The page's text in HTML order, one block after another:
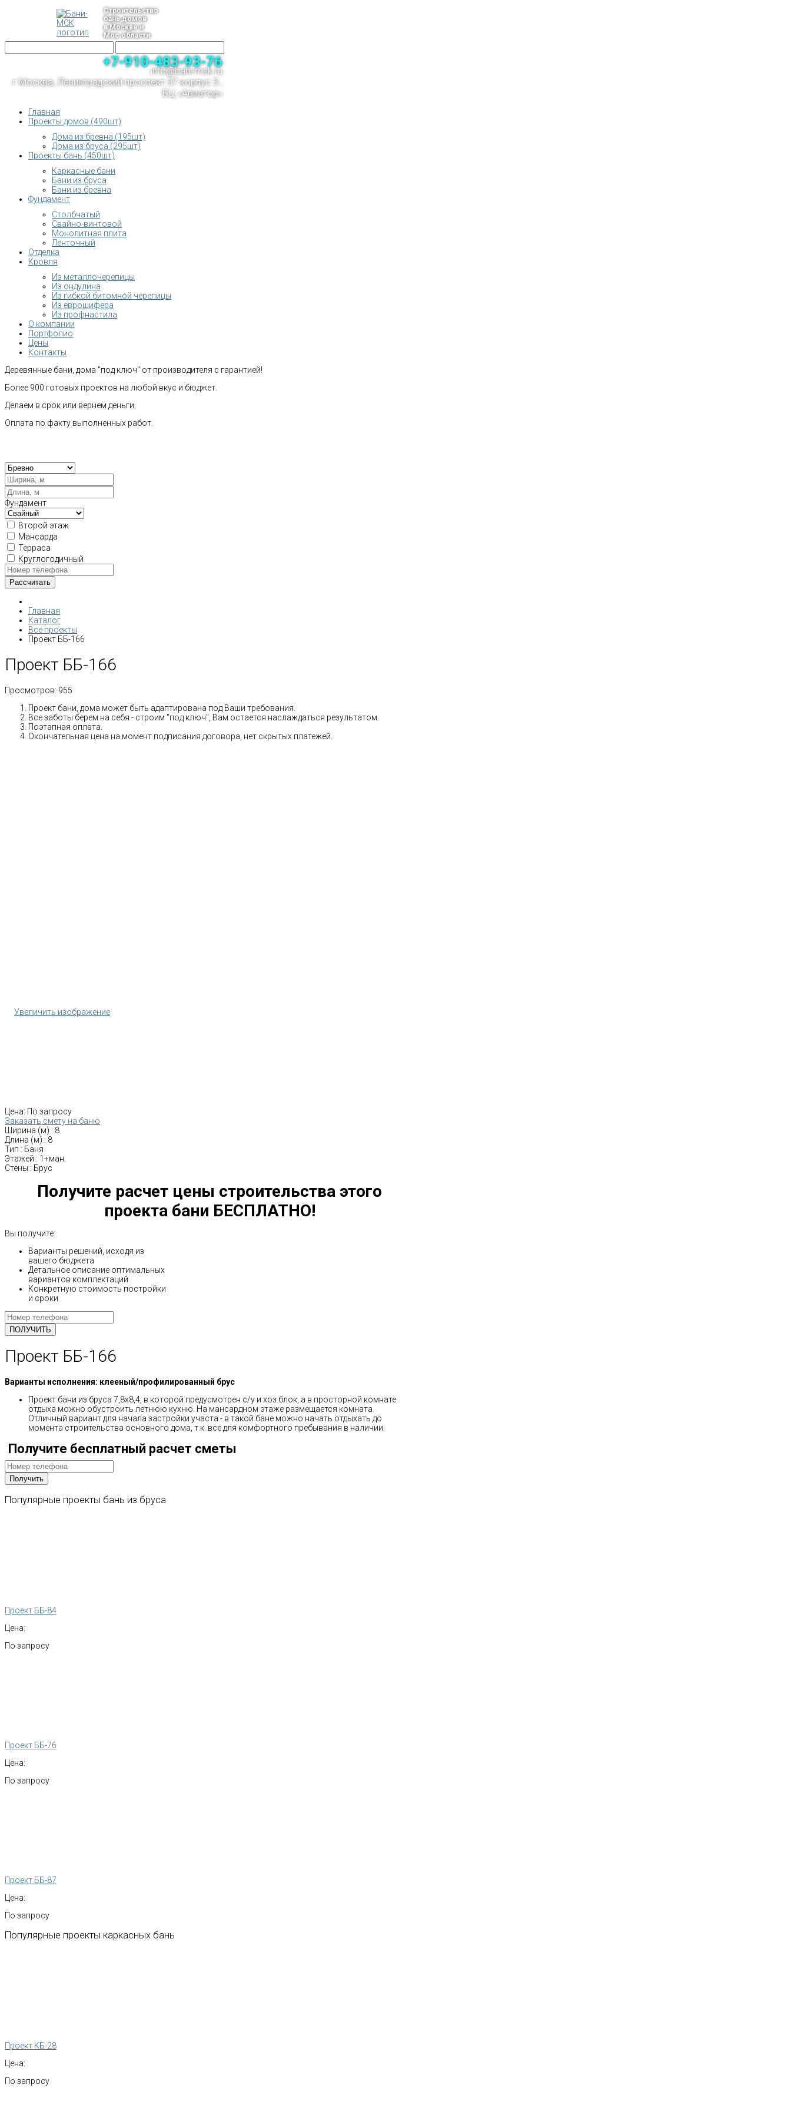
Строительство
бань,домов
в Москве и
Мос.области
+7-910-483-93-76
info@bani-msk.ru
г.Москва, Ленинградский проспект 37 корпус 3 ,
БЦ «Авиатор»
Главная
Проекты домов (490шт)
Дома из бревна (195шт)
Дома из бруса (295шт)
Проекты бань (450шт)
Каркасные бани
Бани из бруса
Бани из бревна
Фундамент
Столбчатый
Свайно-винтовой
Монолитная плита
Ленточный
Отделка
Кровля
Из металлочерепицы
Из ондулина
Из гибкой битомной черепицы
Из еврошифера
Из профнастила
О компании
Портфолио
Цены
Контакты
Деревянные бани, дома "под ключ" от производителя с гарантией!
Более 900 готовых проектов на любой вкус и бюджет.
Делаем в срок или вернем деньги.
Оплата по факту выполненных работ.
Фундамент
Второй этаж
Мансарда
Терраса
Круглогодичный
Главная
Каталог
Все проекты
Проект ББ-166
Проект ББ-166
Просмотров: 955
Проект бани, дома может быть адаптирована под Ваши требования.
Все заботы берем на себя - строим "под ключ", Вам остается наслаждаться результатом.
Поэтапная оплата.
Окончательная цена на момент подписания договора, нет скрытых платежей.
Увеличить изображение
Цена: По запросу
Заказать смету на баню
Ширина (м) : 8
Длина (м) : 8
Тип : Баня
Этажей : 1+ман.
Стены : Брус
Получите расчет цены строительства этого
проекта бани БЕСПЛАТНО!
Вы получите:
Варианты решений, исходя из
вашего бюджета
Детальное описание оптимальных
вариантов комплектаций
Конкретную стоимость постройки
и сроки
Проект ББ-166
Варианты исполнения: клееный/профилированный брус
Проект бани из бруса 7,8х8,4, в которой предусмотрен с/у и хоз.блок, а в просторной комнате
отдыха можно обустроить летнюю кухню. На мансардном этаже размещается комната.
Отличный вариант для начала застройки участа - в такой бане можно начать отдыхать до
момента строительства основного дома, т.к. все для комфортного пребывания в наличии.
Получите бесплатный расчет сметы
Популярные проекты бань из бруса
Проект ББ-84
Цена:
По запросу
Проект ББ-76
Цена:
По запросу
Проект ББ-87
Цена:
По запросу
Популярные проекты каркасных бань
Проект КБ-28
Цена:
По запросу